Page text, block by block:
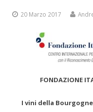
20 Marzo 2017
FONDAZIONE
I vini della